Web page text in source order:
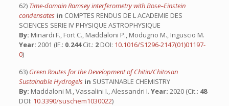
62) Time-domain Ramsey interferometry with Bose–Einstein
condensates in COMPTES RENDUS DE L ACADEMIE DES
SCIENCES SERIE IV PHYSIQUE ASTROPHYSIQUE
By: Minardi F., Fort C., Maddaloni P., Modugno M., Inguscio M.
Year: 2001 (IF.: 0.244Cit.: 2DOI: 10.1016/S1296-2147(01)01197-
0)
63) Green Routes for the Development of Chitin/Chitosan
Sustainable Hydrogels in SUSTAINABLE CHEMISTRY
By: Maddaloni M., Vassalini I., Alessandri I. Year: 2020 (Cit.: 48
DOI: 10.3390/suschem1030022)